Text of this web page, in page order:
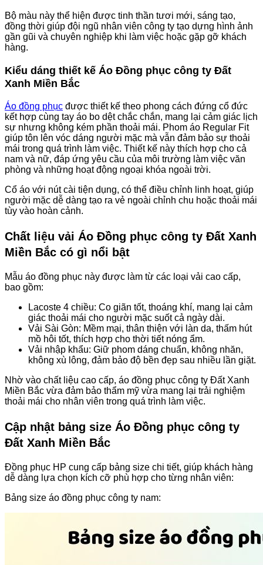
Bộ màu này thể hiện được tinh thần tươi mới, sáng tạo,
đồng thời giúp đội ngũ nhân viên công ty tạo dựng hình ảnh
gần gũi và chuyên nghiệp khi làm việc hoặc gặp gỡ khách
hàng.
Kiểu dáng thiết kế Áo Đồng phục công ty Đất
Xanh Miền Bắc
Áo đồng phục được thiết kế theo phong cách đứng cổ đức
kết hợp cùng tay áo bo dệt chắc chắn, mang lại cảm giác lịch
sự nhưng không kém phần thoải mái. Phom áo Regular Fit
giúp tôn lên vóc dáng người mặc mà vẫn đảm bảo sự thoải
mái trong quá trình làm việc. Thiết kế này thích hợp cho cả
nam và nữ, đáp ứng yêu cầu của môi trường làm việc văn
phòng và những hoạt động ngoại khóa ngoài trời.
Cổ áo với nút cài tiện dụng, có thể điều chỉnh linh hoạt, giúp
người mặc dễ dàng tạo ra vẻ ngoài chỉnh chu hoặc thoải mái
tùy vào hoàn cảnh.
Chất liệu vải Áo Đồng phục công ty Đất Xanh
Miền Bắc có gì nổi bật
Mẫu áo đồng phục này được làm từ các loại vải cao cấp,
bao gồm:
Lacoste 4 chiều: Co giãn tốt, thoáng khí, mang lại cảm
giác thoải mái cho người mặc suốt cả ngày dài.
Vải Sài Gòn: Mềm mại, thân thiện với làn da, thấm hút
mồ hôi tốt, thích hợp cho thời tiết nóng ẩm.
Vải nhập khẩu: Giữ phom dáng chuẩn, không nhăn,
không xù lông, đảm bảo độ bền đẹp sau nhiều lần giặt.
Nhờ vào chất liệu cao cấp, áo đồng phục công ty Đất Xanh
Miền Bắc vừa đảm bảo thẩm mỹ vừa mang lại trải nghiệm
thoải mái cho nhân viên trong quá trình làm việc.
Cập nhật bảng size Áo Đồng phục công ty
Đất Xanh Miền Bắc
Đồng phục HP cung cấp bảng size chi tiết, giúp khách hàng
dễ dàng lựa chọn kích cỡ phù hợp cho từng nhân viên:
Bảng size áo đồng phục công ty nam: